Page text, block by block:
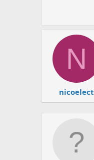
N
nicoelect